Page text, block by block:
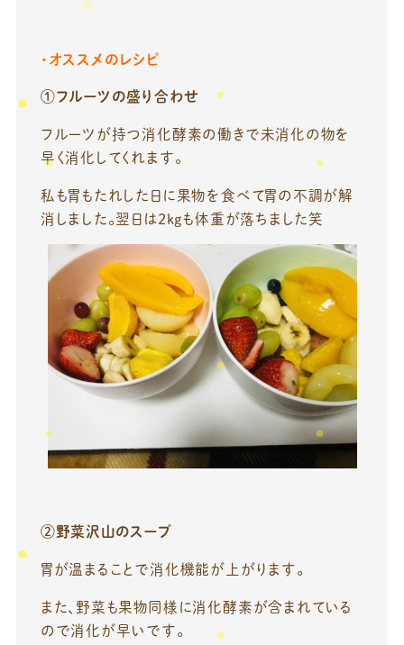
・オススメのレシピ
①フルーツの盛り合わせ
フルーツが持つ消化酵素の働きで未消化の物を
早く消化してくれます。
私も胃もたれした日に果物を食べて胃の不調が解
消しました。翌日は2kgも体重が落ちました笑
②野菜沢山のスープ
胃が温まることで消化機能が上がります。
また、野菜も果物同様に消化酵素が含まれている
ので消化が早いです。